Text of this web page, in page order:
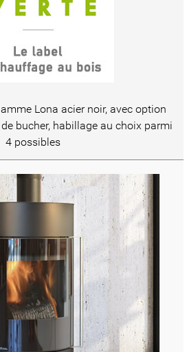
Lona acier noir, avec option
bucher, habillage au choix parmi
4 possibles